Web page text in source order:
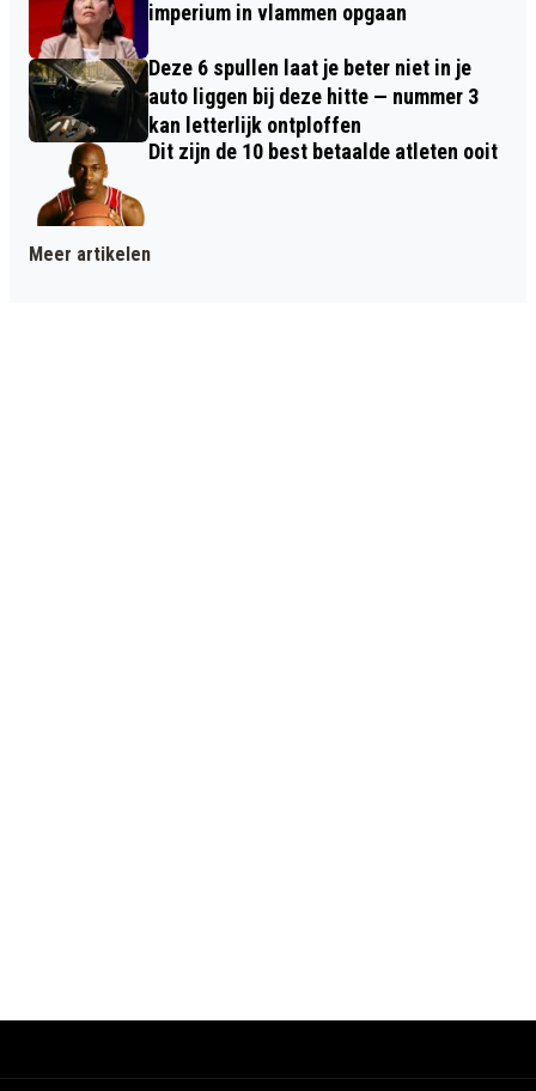
imperium in vlammen opgaan
Deze 6 spullen laat je beter niet in je
auto liggen bij deze hitte — nummer 3
kan letterlijk ontploffen
Dit zijn de 10 best betaalde atleten ooit
Meer artikelen